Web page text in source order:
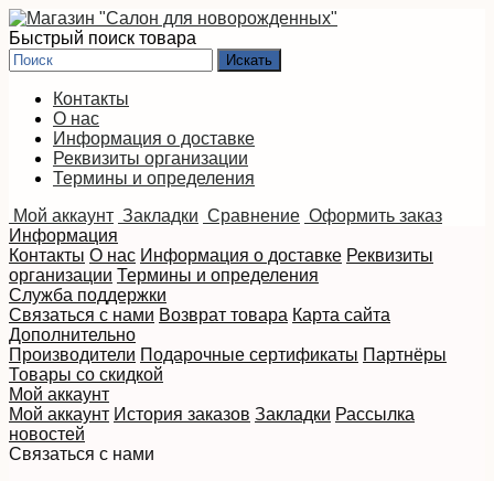
Быстрый поиск товара
Контакты
О нас
Информация о доставке
Реквизиты организации
Термины и определения
Мой аккаунт Закладки Сравнение Оформить заказ
Информация
Контакты О нас Информация о доставке Реквизиты
организации Термины и определения
Служба поддержки
Связаться с нами Возврат товара Карта сайта
Дополнительно
Производители Подарочные сертификаты Партнёры
Товары со скидкой
Мой аккаунт
Мой аккаунт История заказов Закладки Рассылка
новостей
Связаться с нами